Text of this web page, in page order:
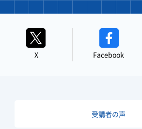
X Facebook
受講者の声